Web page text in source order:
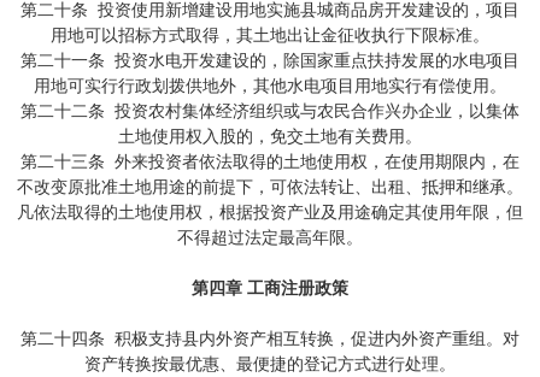
第二十条 投资使用新增建设用地实施县城商品房开发建设的，项目
用地可以招标方式取得，其土地出让金征收执行下限标准。
第二十一条 投资水电开发建设的，除国家重点扶持发展的水电项目
用地可实行行政划拨供地外，其他水电项目用地实行有偿使用。
第二十二条 投资农村集体经济组织或与农民合作兴办企业，以集体
土地使用权入股的，免交土地有关费用。
第二十三条 外来投资者依法取得的土地使用权，在使用期限内，在
不改变原批准土地用途的前提下，可依法转让、出租、抵押和继承。
凡依法取得的土地使用权，根据投资产业及用途确定其使用年限，但
不得超过法定最高年限。
第四章 工商注册政策
第二十四条 积极支持县内外资产相互转换，促进内外资产重组。对
资产转换按最优惠、最便捷的登记方式进行处理。